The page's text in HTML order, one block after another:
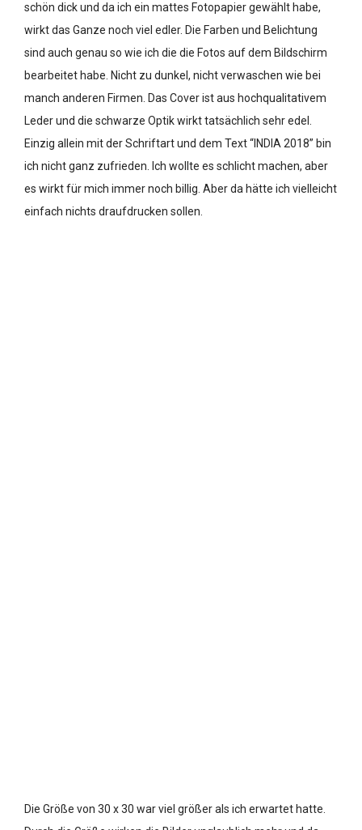
schön dick und da ich ein mattes Fotopapier gewählt habe,
wirkt das Ganze noch viel edler. Die Farben und Belichtung
sind auch genau so wie ich die die Fotos auf dem Bildschirm
bearbeitet habe. Nicht zu dunkel, nicht verwaschen wie bei
manch anderen Firmen. Das Cover ist aus hochqualitativem
Leder und die schwarze Optik wirkt tatsächlich sehr edel.
Einzig allein mit der Schriftart und dem Text “INDIA 2018” bin
ich nicht ganz zufrieden. Ich wollte es schlicht machen, aber
es wirkt für mich immer noch billig. Aber da hätte ich vielleicht
einfach nichts draufdrucken sollen.
Die Größe von 30 x 30 war viel größer als ich erwartet hatte.